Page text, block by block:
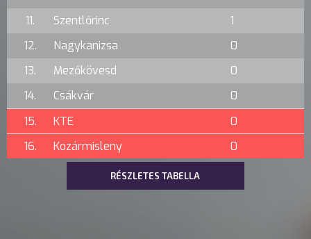
11.
Szentlőrinc
1
12.
Nagykanizsa
0
13.
Mezőkövesd
0
14.
Csákvár
0
15.
KTE
0
16.
Kozármisleny 0
RÉSZLETES TABELLA